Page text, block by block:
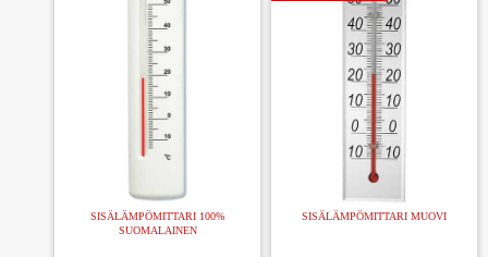
SISÄLÄMPÖMITTARI 100%
SUOMALAINEN
SISÄLÄMPÖMITTARI MUOVI